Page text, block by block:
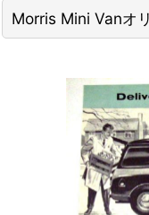
Morris Mini Vanオ